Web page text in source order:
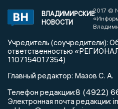
ВЛАДИМИРСКИЕ
НОВОСТИ
2017 ©
Учредитель (соучредители):
ответственностью
1107154017354)
Главный редактор: Мазов С. А.
Телефон редакции:8 (4922)
Электронная почта редакции: